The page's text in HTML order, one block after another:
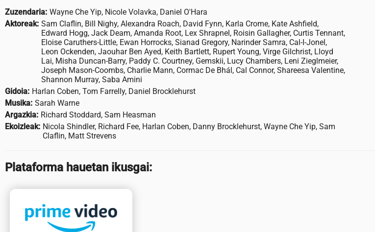
Zuzendaria: Wayne Che Yip, Nicole Volavka, Daniel O'Hara
Aktoreak: Sam Claflin, Bill Nighy, Alexandra Roach, David Fynn, Karla Crome, Kate Ashfield,
Edward Hogg, Jack Deam, Amanda Root, Lex Shrapnel, Roisin Gallagher, Curtis Tennant,
Eloise Caruthers-Little, Ewan Horrocks, Sianad Gregory, Narinder Samra, Cal-I-Jonel,
Leon Ockenden, Jaouhar Ben Ayed, Keith Bartlett, Rupert Young, Virge Gilchrist, Lloyd
Lai, Misha Duncan-Barry, Paddy C. Courtney, Gemskii, Lucy Chambers, Leni Zieglmeier,
Joseph Mason-Coombs, Charlie Mann, Cormac De Bhál, Cal Connor, Shareesa Valentine,
Shannon Murray, Saba Amini
Gidoia: Harlan Coben, Tom Farrelly, Daniel Brocklehurst
Musika: Sarah Warne
Argazkia: Richard Stoddard, Sam Heasman
Ekoizleak: Nicola Shindler, Richard Fee, Harlan Coben, Danny Brocklehurst, Wayne Che Yip, Sam
Claflin, Matt Strevens
Plataforma hauetan ikusgai: